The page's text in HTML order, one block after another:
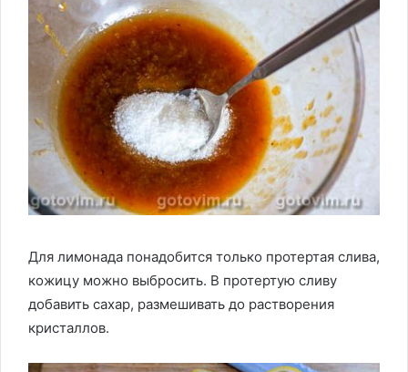
Для лимонада понадобится только протертая слива,
кожицу можно выбросить. В протертую сливу
добавить сахар, размешивать до растворения
кристаллов.